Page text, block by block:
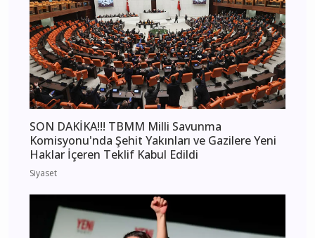
SON DAKİKA!!! TBMM Milli Savunma
Komisyonu'nda Şehit Yakınları ve Gazilere Yeni
Haklar İçeren Teklif Kabul Edildi
Siyaset